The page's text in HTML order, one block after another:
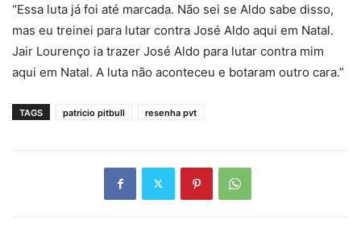
“Essa luta já foi até marcada. Não sei se Aldo sabe disso,
mas eu treinei para lutar contra José Aldo aqui em Natal.
Jair Lourenço ia trazer José Aldo para lutar contra mim
aqui em Natal. A luta não aconteceu e botaram outro cara.”
TAGS patricio pitbull resenha pvt